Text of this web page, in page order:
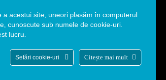
acestui site, uneori plasăm în computerul
cunoscute sub numele de cookie-uri.
lucru.
Citește mai mult
Setări cookie-uri